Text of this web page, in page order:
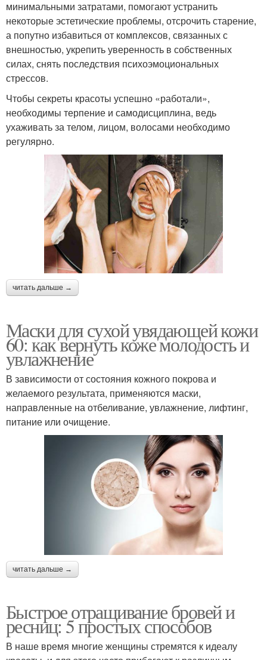
минимальными затратами, помогают устранить
некоторые эстетические проблемы, отсрочить старение,
а попутно избавиться от комплексов, связанных с
внешностью, укрепить уверенность в собственных
силах, снять последствия психоэмоциональных
стрессов.
Чтобы секреты красоты успешно «работали»,
необходимы терпение и самодисциплина, ведь
ухаживать за телом, лицом, волосами необходимо
регулярно.
читать дальше →
Маски для сухой увядающей кожи
60: как вернуть коже молодость и
увлажнение
В зависимости от состояния кожного покрова и
желаемого результата, применяются маски,
направленные на отбеливание, увлажнение, лифтинг,
питание или очищение.
читать дальше →
Быстрое отращивание бровей и
ресниц: 5 простых способов
В наше время многие женщины стремятся к идеалу